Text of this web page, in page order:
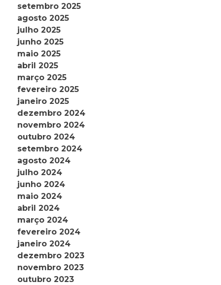
setembro 2025
agosto 2025
julho 2025
junho 2025
maio 2025
abril 2025
março 2025
fevereiro 2025
janeiro 2025
dezembro 2024
novembro 2024
outubro 2024
setembro 2024
agosto 2024
julho 2024
junho 2024
maio 2024
abril 2024
março 2024
fevereiro 2024
janeiro 2024
dezembro 2023
novembro 2023
outubro 2023